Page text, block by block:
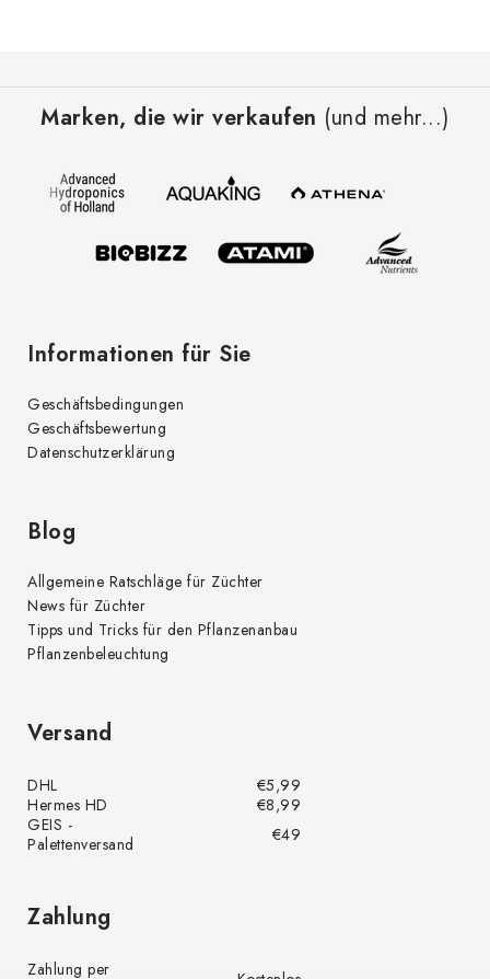
Marken, die wir verkaufen (und mehr...)
Informationen für Sie
Geschäftsbedingungen
Geschäftsbewertung
Datenschutzerklärung
Blog
Allgemeine Ratschläge für Züchter
News für Züchter
Tipps und Tricks für den Pflanzenanbau
Pflanzenbeleuchtung
Versand
DHL
€5,99
Hermes HD
€8,99
GEIS -
Palettenversand
€49
Zahlung
Zahlung per